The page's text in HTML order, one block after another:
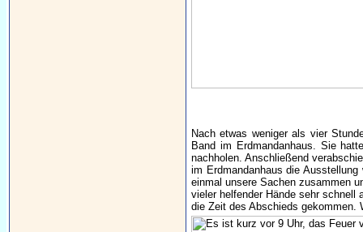
Nach etwas weniger als vier
Band im Erdmandanhaus. Sie
nachholen. Anschließend
im Erdmandanhaus die
einmal unsere Sachen zusammen
vieler helfender Hände sehr
die Zeit des Abschieds gekommen.